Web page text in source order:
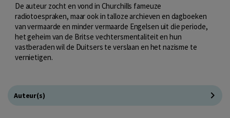
De auteur zocht en vond in Churchills fameuze
radiotoespraken, maar ook in talloze archieven en dagboeken
van vermaarde en minder vermaarde Engelsen uit die periode,
het geheim van de Britse vechtersmentaliteit en hun
vastberaden wil de Duitsers te verslaan en het nazisme te
vernietigen.
Auteur(s)